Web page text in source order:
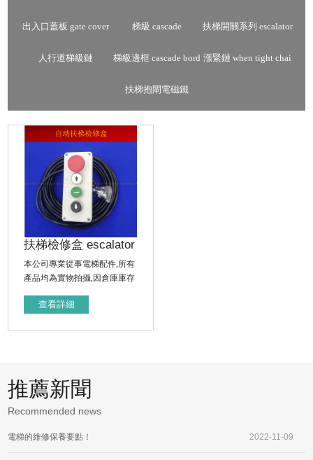
n
出入口蓋板 gate cover 梯級 cascade 扶梯開關系列 escalator
switch series
人行道梯級鏈 梯級邊框 cascade bord
er
漲緊鏈 when tight chai
扶梯抱閘電磁鐵
扶梯檢修盒 escalator
repair box
本公司專業從事電梯配件,所有
產品均為實物拍攝,因倉庫庫存
時上圖,需要配件的親請隨時與
查看詳細
推薦新聞
Recommended news
電梯的維修保養要點！ 2022-11-09